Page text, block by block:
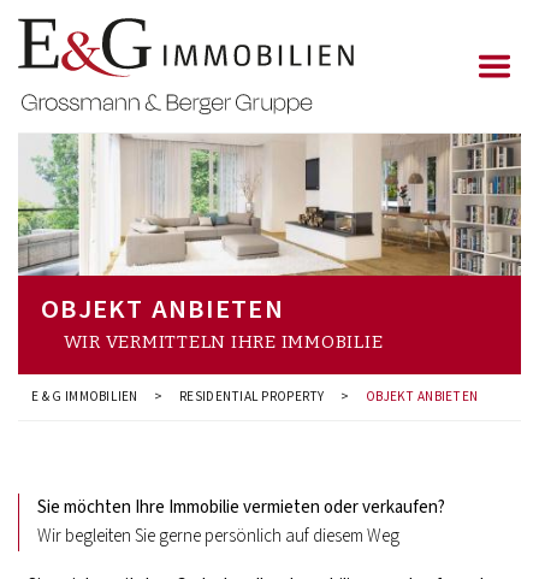
OBJEKT ANBIETEN
WIR VERMITTELN IHRE IMMOBILIE
E & G IMMOBILIEN > RESIDENTIAL PROPERTY > OBJEKT ANBIETEN
Sie möchten Ihre Immobilie vermieten oder verkaufen?
Wir begleiten Sie gerne persönlich auf diesem Weg